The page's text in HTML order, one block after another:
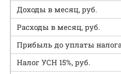
Доходы в месяц, руб.
Расходы в месяц, руб.
Прибыль до уплаты
Налог УСН 15%, руб.